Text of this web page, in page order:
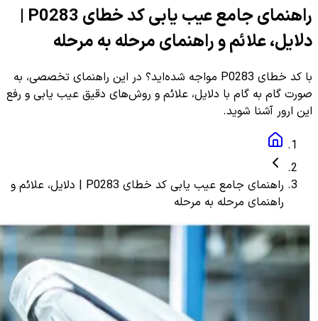
راهنمای جامع عیب یابی کد خطای P0283 |
دلایل، علائم و راهنمای مرحله به مرحله
با کد خطای P0283 مواجه شده‌اید؟ در این راهنمای تخصصی، به
صورت گام به گام با دلایل، علائم و روش‌های دقیق عیب یابی و رفع
این ارور آشنا شوید.
راهنمای جامع عیب یابی کد خطای P0283 | دلایل، علائم و
راهنمای مرحله به مرحله